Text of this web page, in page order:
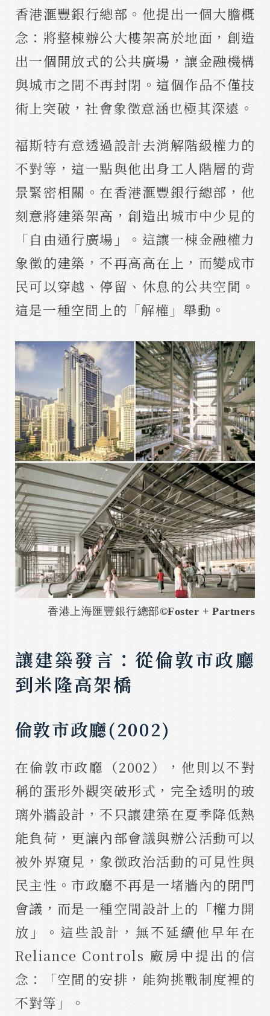
香港滙豐銀行總部。他提出一個大膽概
念：將整棟辦公大樓架高於地面，創造
出一個開放式的公共廣場，讓金融機構
與城市之間不再封閉。這個作品不僅技
術上突破，社會象徵意涵也極其深遠。
福斯特有意透過設計去消解階級權力的
不對等，這一點與他出身工人階層的背
景緊密相關。在香港滙豐銀行總部，他
刻意將建築架高，創造出城市中少見的
「自由通行廣場」。這讓一棟金融權力
象徵的建築，不再高高在上，而變成市
民可以穿越、停留、休息的公共空間。
這是一種空間上的「解權」舉動。
香港上海匯豐銀行總部©Foster + Partners
讓建築發言：從倫敦市政廳
到米隆高架橋
倫敦市政廳(2002)
在倫敦市政廳（2002），他則以不對
稱的蛋形外觀突破形式，完全透明的玻
璃外牆設計，不只讓建築在夏季降低熱
能負荷，更讓內部會議與辦公活動可以
被外界窺見，象徵政治活動的可見性與
民主性。市政廳不再是一堵牆內的閉門
會議，而是一種空間設計上的「權力開
放」。這些設計，無不延續他早年在
Reliance Controls 廠房中提出的信
念：「空間的安排，能夠挑戰制度裡的
不對等」。